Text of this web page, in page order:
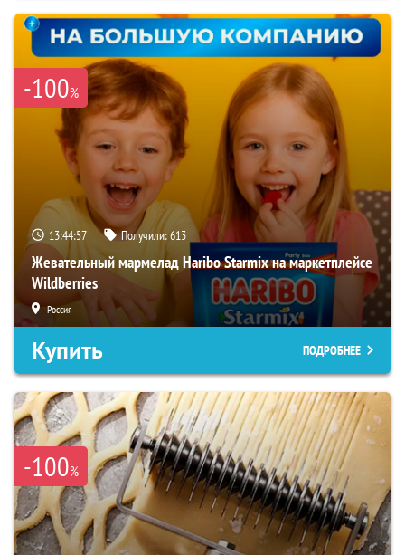
-100%
13:44:55 Получили:613
Жевательный мармелад Haribo Starmix на маркетплейсе
Wildberries
Россия
Купить ПОДРОБНЕЕ
-100%